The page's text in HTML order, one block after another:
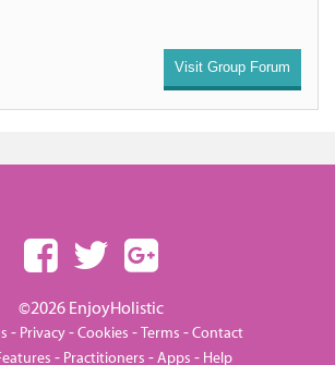
Visit Group Forum
©2026 EnjoyHolistic
- Privacy-Cookies -Terms -Contact
- Practitioners -Apps - Help